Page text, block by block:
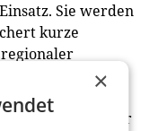
Sie werden
kurze
Partner
×